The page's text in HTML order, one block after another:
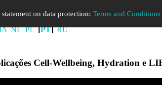
on data protection: Terms and
NL PL [PT] RU
Cell-Wellbeing, Hydration e